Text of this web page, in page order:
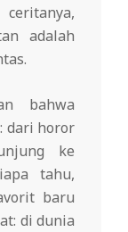
adalah
bahwa
dari horor
ke
tahu,
baru
di dunia